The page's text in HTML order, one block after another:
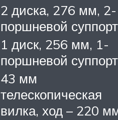
2 диска, 276 мм, 2-
поршневой суппорт
1 диск, 256 мм, 1-
поршневой суппорт
43 мм
телескопическая
вилка, ход – 220